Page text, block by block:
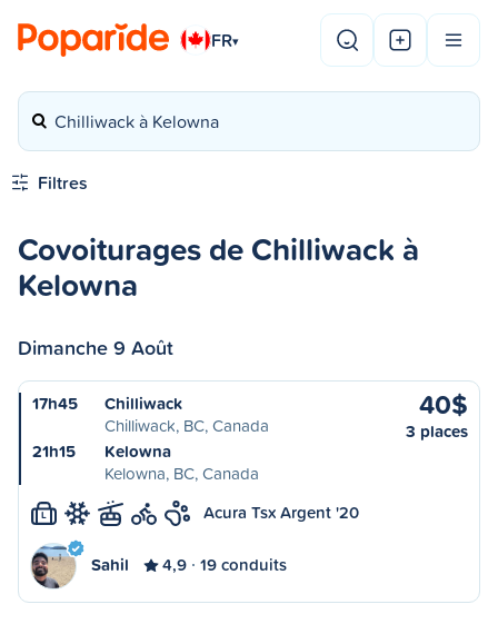
FR▾
Chilliwack à Kelowna
Filtres
Covoiturages de Chilliwack à
Kelowna
Dimanche 9 Août
17h45
Chilliwack
Chilliwack, BC, Canada
21h15
Kelowna
Kelowna, BC, Canada
40$
3 places
L Acura Tsx Argent '20
Sahil 4,9 19 conduits